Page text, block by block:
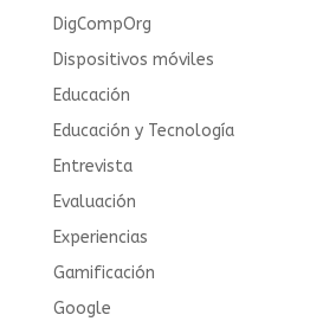
DigCompOrg
Dispositivos móviles
Educación
Educación y Tecnología
Entrevista
Evaluación
Experiencias
Gamificación
Google